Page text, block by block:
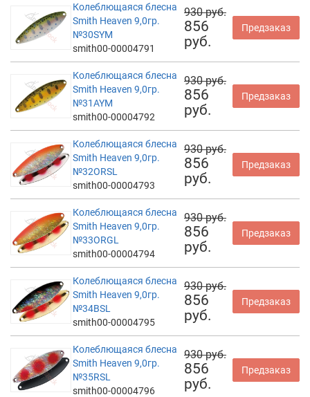
Колеблющаяся блесна
Smith Heaven 9,0гр.
№30SYM
smith00-00004791
930 руб.
856
руб.
Предзаказ
Колеблющаяся блесна
Smith Heaven 9,0гр.
№31AYM
smith00-00004792
930 руб.
856
руб.
Предзаказ
Колеблющаяся блесна
Smith Heaven 9,0гр.
№32ORSL
smith00-00004793
930 руб.
856
руб.
Предзаказ
Колеблющаяся блесна
Smith Heaven 9,0гр.
№33ORGL
smith00-00004794
930 руб.
856
руб.
Предзаказ
Колеблющаяся блесна
Smith Heaven 9,0гр.
№34BSL
smith00-00004795
930 руб.
856
руб.
Предзаказ
Колеблющаяся блесна
Smith Heaven 9,0гр.
№35RSL
smith00-00004796
930 руб.
856
руб.
Предзаказ